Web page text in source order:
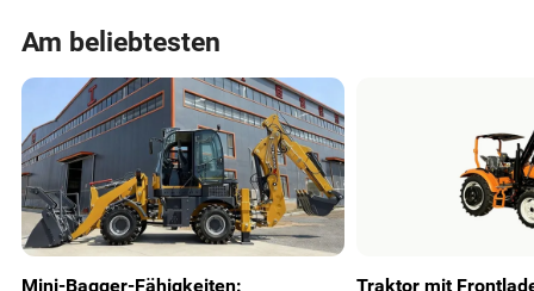
Am beliebtesten
Mini-Bagger-Fähigkeiten: Traktor mit